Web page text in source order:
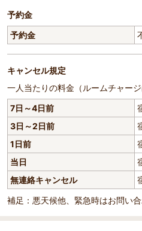
予約金
予約金
キャンセル規定
一人当たりの料金（ルームチャージ
7日～4日前
3日～2日前
1日前
当日
無連絡キャンセル
補足：悪天候他、緊急時はお問い